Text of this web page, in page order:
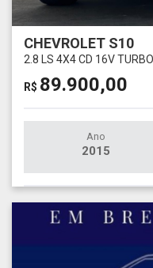
CHEVROLET S10
2.8 LS 4X4 CD 16V
R$ 89.900,00
Ano
2015